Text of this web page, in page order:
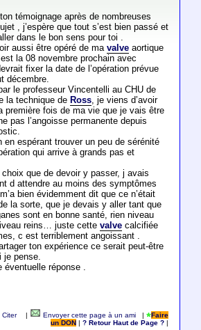
témoignage après de nombreuses
, j’espère que tout s’est bien passé et
dans le bon sens pour toi .
aussi être opéré de ma valveaortique
la 08 novembre prochain avec
fixer la date de l’opération prévue
décembre.
le professeur Vincentelli au CHU de
la technique de Ross, je viens d’avoir
première fois de ma vie que je vais être
pas l’angoisse permanente depuis
espérant trouver un peu de sérénité
qui arrive à grands pas et
choix que de devoir y passer, j avais
d attendre au moins des symptômes
bien évidemment dit que ce n’était
la sorte, que je devais y aller tant que
sont en bonne santé, rien niveau
reins… juste cette valvecalcifiée
c est terriblement angoissant .
ton expérience ce serait peut-être
je pense.
éventuelle réponse .
Citer Envoyer cette page à un ami |
Faire
un DON
|? Retour Haut de Page ?